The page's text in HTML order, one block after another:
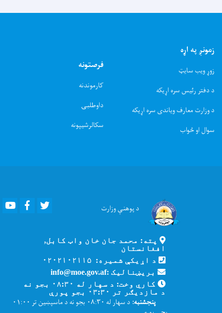
زمونږ په اړه
زوړ ویب سایټ
د دفتر رئیس سره اړیکه
د وزارت معارف ویاندی سره اړیکه
سوال او ځواب
فرصتونه
کارموندنه
داوطلبۍ
سکالرشیپونه
د پوهنېوزارت Youtube Facebook
پته: محمد جان خان واټ کابل,
افغانستان
د اړیکې شمیره: ۰۲۰۲۱۰۲۱۱۵
بریښنالیک :info@moe.gov.af
کاري وخت: د سهار له ۰۸:۳۰ بجو نه
د مازدیګر تر ۰۳:۳۰ بجو پورې
پنجشنبه:
د سهار له ۰۸:۳۰ بجو نه د ماسپښین تر ۰۱:۰۰